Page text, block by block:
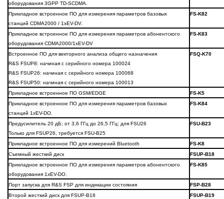
оборудования 3GPP TD-SCDMA.
Прикладное встроенное ПО для измерения параметров базовых
станций CDMA2000 / 1xEV-DV.
FS-K82
Прикладное встроенное ПО для измерения параметров абонентского
оборудования CDMA2000/1xEV-DV
FS-K83
Встроенное ПО для векторного анализа общего назначения
R&S FSUP8: начиная с серийного номера 100024
R&S FSUP26: начиная с серийного номера 100068
R&S FSUP50: начиная с серийного номера 100013
FSQ-K70
Прикладное встроенное ПО GSM/EDGE
FS-K5
Прикладное встроенное ПО для измерения параметров базовых
станций 1xEV-DO.
FS-K84
Предусилитель 20 дБ; от 3,6 ГГц до 26,5 ГГц; для FSU26
Только для FSUP26, требуется FSU-B25
FSU-B23
Прикладное встроенное ПО для измерений Bluetooth
FS-K8
Съемный жесткий диск
FSUP-B18
Прикладное встроенное ПО для измерения параметров абонентского
оборудования 1xEV-DO.
FS-K85
Порт запуска для R&S FSP для индикации состояния
FSP-B28
Второй жесткий диск для FSUP-B18
FSUP-B19